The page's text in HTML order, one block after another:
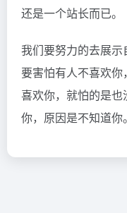
还是一个站长而已。
我们要努力的去展
要害怕有人不喜欢
喜欢你，就怕的是
你，原因是不知道你。